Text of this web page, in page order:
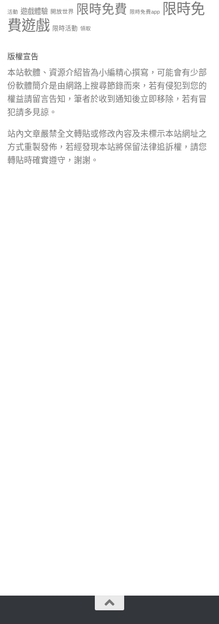
活動 遊戲體驗 開放世界 限時免費 限時免費app
限時免
費遊戲 限時活動 領取
版權宣告
本站軟體、資源介紹皆為小編精心撰寫，可能會有少部
份軟體簡介是由網路上搜尋節錄而來，若有侵犯到您的
權益請留言告知，筆者於收到通知後立即移除，若有冒
犯請多見諒。
站內文章嚴禁全文轉貼或修改內容及未標示本站網址之
方式重製發佈，若經發現本站將保留法律追訴權，請您
轉貼時確實遵守，謝謝。